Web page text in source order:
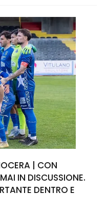
| CON
IN DISCUSSIONE.
DENTRO E